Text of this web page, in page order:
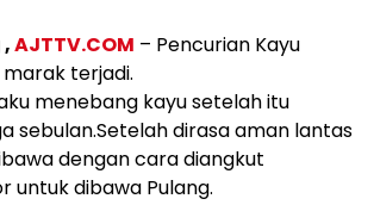
AJTTV.COM – Pencurian Kayu
terjadi.
menebang kayu setelah itu
sebulan.Setelah dirasa aman lantas
dengan cara diangkut
untuk dibawa Pulang.